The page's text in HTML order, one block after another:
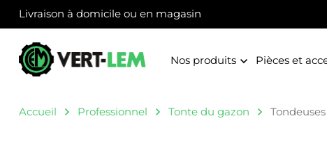
Livraison à domicile ou en magasin
Nos produits Pièces et
Accueil Professionnel Tonte du gazon